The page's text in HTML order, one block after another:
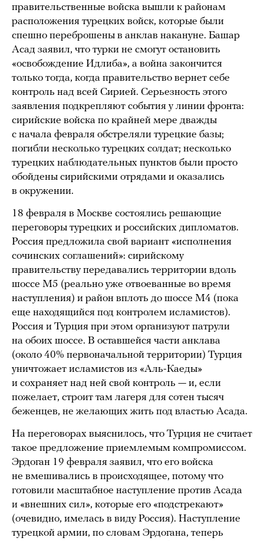
правительственные войска вышли к районам
расположения турецких войск, которые были
спешно переброшены в анклав накануне. Башар
Асад заявил, что турки не смогут остановить
«освобождение Идлиба», а война закончится
только тогда, когда правительство вернет себе
контроль над всей Сирией. Серьезность этого
заявления подкрепляют события у линии фронта:
сирийские войска по крайней мере дважды
с начала февраля обстреляли турецкие базы;
погибли несколько турецких солдат; несколько
турецких наблюдательных пунктов были просто
обойдены сирийскими отрядами и оказались
в окружении.
18 февраля в Москве состоялись решающие
переговоры турецких и российских дипломатов.
Россия предложила свой вариант «исполнения
сочинских соглашений»: сирийскому
правительству передавались территории вдоль
шоссе М5 (реально уже отвоеванные во время
наступления) и район вплоть до шоссе М4 (пока
еще находящийся под контролем исламистов).
Россия и Турция при этом организуют патрули
на обоих шоссе. В оставшейся части анклава
(около 40% первоначальной территории) Турция
уничтожает исламистов из «Аль-Каеды»
и сохраняет над ней свой контроль — и, если
пожелает, строит там лагеря для сотен тысяч
беженцев, не желающих жить под властью Асада.
На переговорах выяснилось, что Турция не считает
такое предложение приемлемым компромиссом.
Эрдоган 19 февраля заявил, что его войска
не вмешивались в происходящее, потому что
готовили масштабное наступление против Асада
и «внешних сил», которые его «подстрекают»
(очевидно, имелась в виду Россия). Наступление
турецкой армии, по словам Эрдогана, теперь